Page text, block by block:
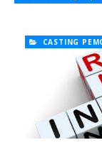
CASTING